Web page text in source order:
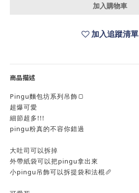
加入購物車
加入追蹤清單
商品描述
Pingu麵包坊系列吊飾🍞
超爆可愛
細節超多!!!
pingu粉真的不容你錯過
大吐司可以拆掉
外帶紙袋可以把pingu拿出來
小pingu吊飾可以拆提袋和法棍🥖